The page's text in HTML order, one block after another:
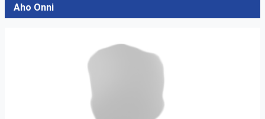
Aho Onni